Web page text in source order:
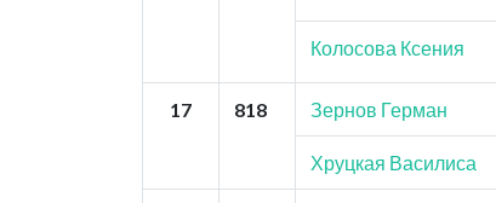
Колосова Ксения
17 818 Зернов Герман
Хруцкая Василиса